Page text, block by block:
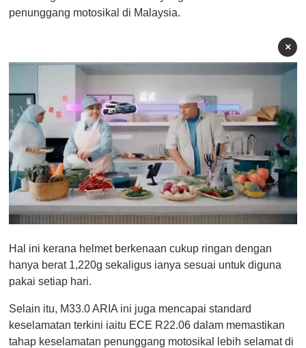
penunggang motosikal di Malaysia.
×
f
1
u
e
,
Hal ini kerana helmet berkenaan cukup ringan dengan
hanya berat 1,220g sekaligus ianya sesuai untuk diguna
pakai setiap hari.
Selain itu, M33.0 ARIA ini juga mencapai standard
keselamatan terkini iaitu ECE R22.06 dalam memastikan
tahap keselamatan penunggang motosikal lebih selamat di